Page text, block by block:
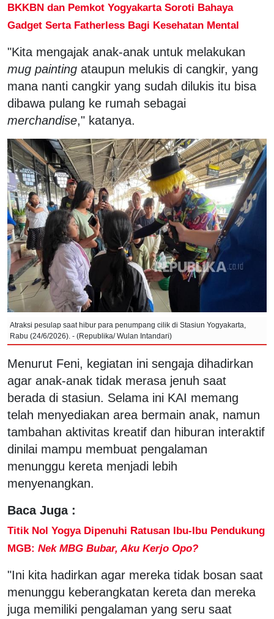
BKKBN dan Pemkot Yogyakarta Soroti Bahaya
Gadget Serta Fatherless Bagi Kesehatan Mental
"Kita mengajak anak-anak untuk melakukan
mug painting ataupun melukis di cangkir, yang
mana nanti cangkir yang sudah dilukis itu bisa
dibawa pulang ke rumah sebagai
merchandise," katanya.
Atraksi pesulap saat hibur para penumpang cilik di Stasiun Yogyakarta,
Rabu (24/6/2026). - (Republika/ Wulan Intandari)
Menurut Feni, kegiatan ini sengaja dihadirkan
agar anak-anak tidak merasa jenuh saat
berada di stasiun. Selama ini KAI memang
telah menyediakan area bermain anak, namun
tambahan aktivitas kreatif dan hiburan interaktif
dinilai mampu membuat pengalaman
menunggu kereta menjadi lebih
menyenangkan.
Baca Juga :
Titik Nol Yogya Dipenuhi Ratusan Ibu-Ibu Pendukung
MGB: Nek MBG Bubar, Aku Kerjo Opo?
"Ini kita hadirkan agar mereka tidak bosan saat
menunggu keberangkatan kereta dan mereka
juga memiliki pengalaman yang seru saat